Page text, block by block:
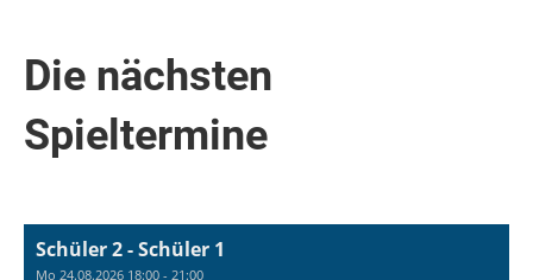
Die nächsten
Spieltermine
Schüler 2 - Schüler 1
Mo 24.08.2026 18:00 - 21:00